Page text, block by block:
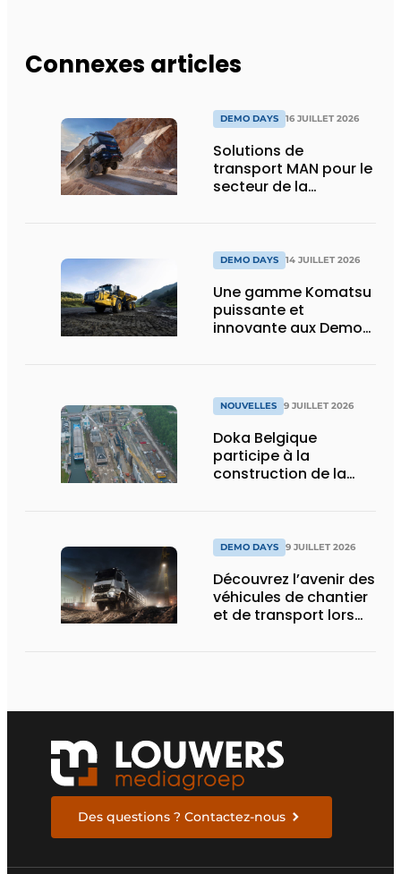
Connexes articles
DEMO DAYS 16 JUILLET 2026
Solutions de
transport MAN pour le
secteur de la
DEMO DAYS 14 JUILLET 2026
Une gamme Komatsu
puissante et
innovante aux Demo
NOUVELLES 9 JUILLET 2026
Doka Belgique
participe à la
construction de la
DEMO DAYS 9 JUILLET 2026
Découvrez l’avenir des
véhicules de chantier
et de transport lors
Des questions ? Contactez-nous